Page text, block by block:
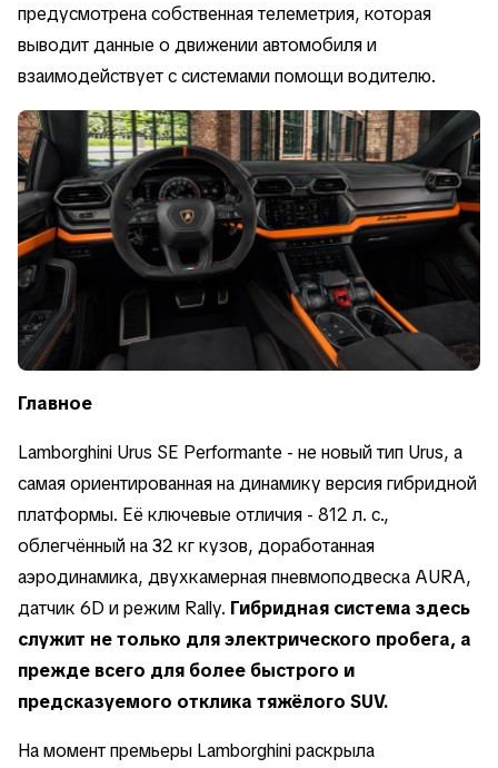
предусмотрена собственная телеметрия, которая
выводит данные о движении автомобиля и
взаимодействует с системами помощи водителю.
Главное
Lamborghini Urus SE Performante - не новый тип Urus, а
самая ориентированная на динамику версия гибридной
платформы. Её ключевые отличия - 812 л. с.,
облегчённый на 32 кг кузов, доработанная
аэродинамика, двухкамерная пневмоподвеска AURA,
датчик 6D и режим Rally. Гибридная система здесь
служит не только для электрического пробега, а
прежде всего для более быстрого и
предсказуемого отклика тяжёлого SUV.
На момент премьеры Lamborghini раскрыла